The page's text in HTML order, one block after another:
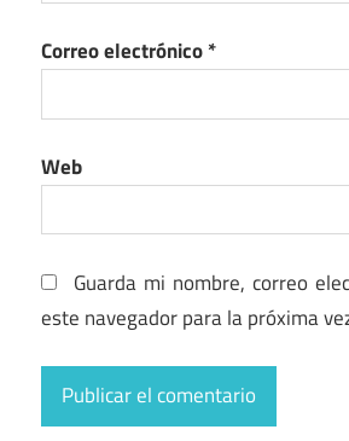
Correo electrónico*
Web
Guarda mi nombre, correo
este navegador para la próxima